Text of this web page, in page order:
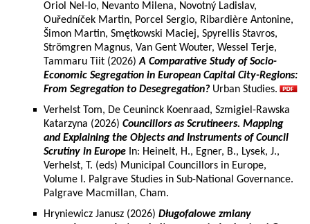
Oriol Nel-lo, Nevanto Milena, Novotný Ladislav,
Ouředníček Martin, Porcel Sergio, Ribardière Antonine,
Šimon Martin, Smętkowski Maciej, Spyrellis Stavros,
Strömgren Magnus, Van Gent Wouter, Wessel Terje,
Tammaru Tiit (2026)A Comparative Study of Socio-
Economic Segregation in European Capital City-Regions:
From Segregation to Desegregation? Urban Studies.
Verhelst Tom, De Ceuninck Koenraad, Szmigiel-Rawska
Katarzyna (2026) Councillors as Scrutineers. Mapping
and Explaining the Objects and Instruments of Council
Scrutiny in Europe In: Heinelt, H., Egner, B., Lysek, J.,
Verhelst, T. (eds) Municipal Councillors in Europe,
Volume I. Palgrave Studies in Sub-National Governance.
Palgrave Macmillan, Cham.
Hryniewicz Janusz (2026) Długofalowe zmiany